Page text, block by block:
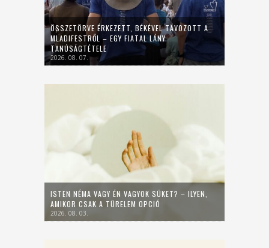
ÖSSZETÖRVE ÉRKEZETT, BÉKÉVEL TÁVOZOTT A
MLADIFESTRŐL – EGY FIATAL LÁNY
TANÚSÁGTÉTELE
2026. 08. 07.
ISTEN NÉMA VAGY ÉN VAGYOK SÜKET? – ILYEN,
AMIKOR CSAK A TÜRELEM OPCIÓ
2026. 08. 03.